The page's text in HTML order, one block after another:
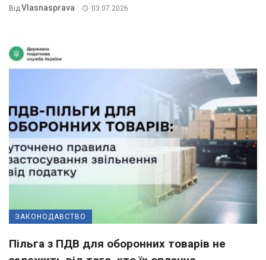
Від Vlasnasprava 03.07.2026
ЗАКОНОДАВСТВО
Пільга з ПДВ для оборонних товарів не